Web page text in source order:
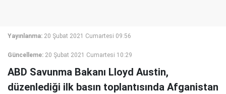
Yayınlanma: 20 Şubat 2021 Cumartesi 09:56
Güncelleme: 20 Şubat 2021 Cumartesi 10:29
ABD Savunma Bakanı Lloyd Austin,
düzenlediği ilk basın toplantısında Afganistan